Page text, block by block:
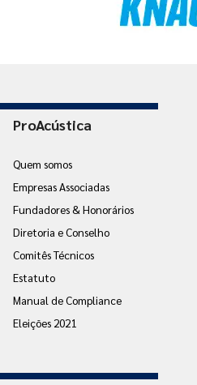
ProAcústica
Quem somos
Empresas Associadas
Fundadores & Honorários
Diretoria e Conselho
Comitês Técnicos
Estatuto
Manual de Compliance
Eleições 2021